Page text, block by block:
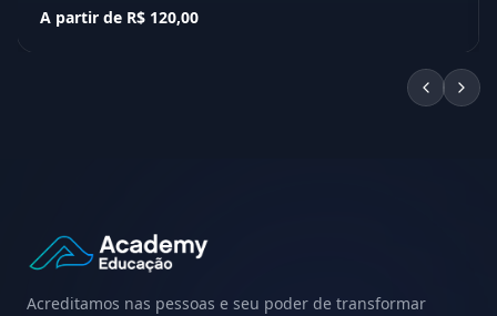
A partir de R$ 120,00
Acreditamos nas pessoas e seu poder de transformar